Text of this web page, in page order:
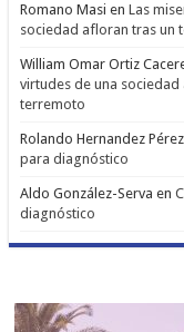
Romano Masi en Las
sociedad afloran tras un
William Omar Ortiz
virtudes de una sociedad
terremoto
Rolando Hernandez Pérez
para diagnóstico
Aldo González-Serva en
diagnóstico